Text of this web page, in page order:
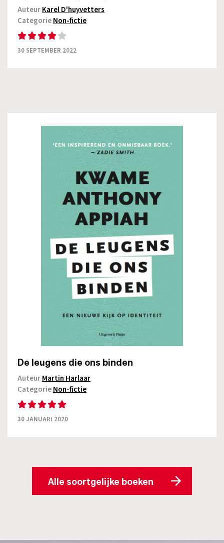
AuteurKarel D'huyvetters
CategorieNon-fictie
30 SEPTEMBER 2022
De leugens die ons binden
AuteurMartin Harlaar
CategorieNon-fictie
30 JANUARI 2020
Alle soortgelijke boeken